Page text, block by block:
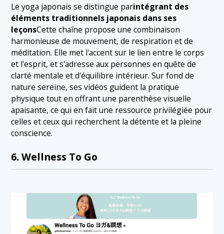
Le yoga japonais se distingue parintégrant des
éléments traditionnels japonais dans ses
leçonsCette chaîne propose une combinaison
harmonieuse de mouvement, de respiration et de
méditation. Elle met l'accent sur le lien entre le corps
et l'esprit, et s'adresse aux personnes en quête de
clarté mentale et d'équilibre intérieur. Sur fond de
nature sereine, ses vidéos guident la pratique
physique tout en offrant une parenthèse visuelle
apaisante, ce qui en fait une ressource privilégiée pour
celles et ceux qui recherchent la détente et la pleine
conscience.
6. Wellness To Go